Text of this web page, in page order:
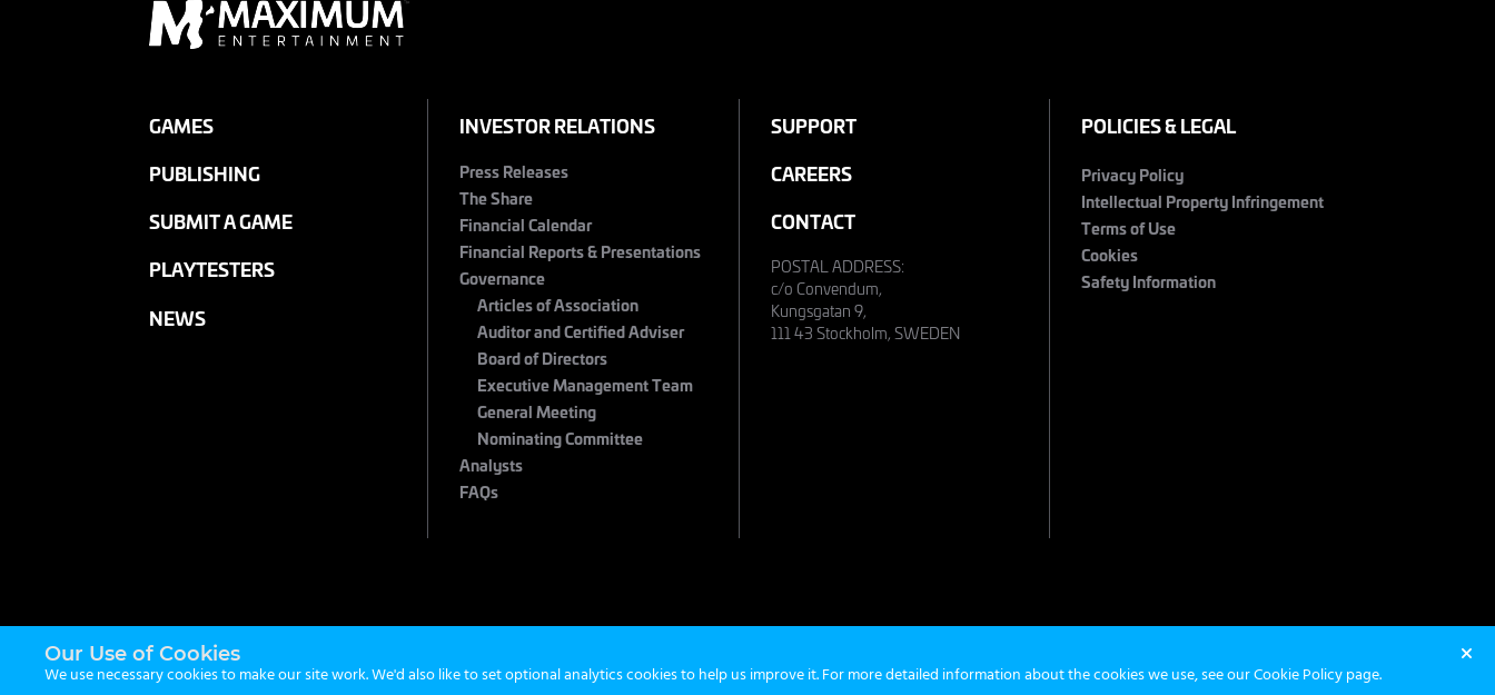
GAMES
PUBLISHING
SUBMIT A GAME
PLAYTESTERS
NEWS
INVESTOR RELATIONS
Press Releases
The Share
Financial Calendar
Financial Reports & Presentations
Governance
Articles of Association
Auditor and Certified Adviser
Board of Directors
Executive Management Team
General Meeting
Nominating Committee
Analysts
FAQs
SUPPORT
CAREERS
CONTACT
POSTAL ADDRESS:
c/o Convendum,
Kungsgatan 9,
111 43 Stockholm, SWEDEN
POLICIES & LEGAL
Privacy Policy
Intellectual Property Infringement
Terms of Use
Cookies
Safety Information
© 2026 Maximum Entertainment. All Rights Reserved.
Our Use of Cookies
We use necessary cookies to make our site work. We'd also like to set optional analytics cookies to help us improve it. For more detailed information about the cookies we use, see ourCookie Policy page.